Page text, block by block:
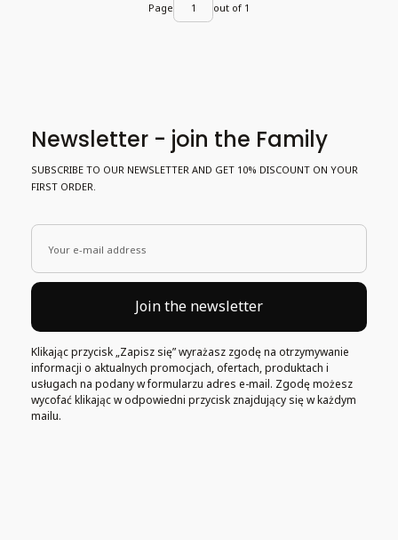
Page out of 1
Newsletter - join the Family
SUBSCRIBE TO OUR NEWSLETTER AND GET 10% DISCOUNT ON YOUR
FIRST ORDER.
Your e-mail address
Join the newsletter
Klikając przycisk „Zapisz się” wyrażasz zgodę na otrzymywanie
informacji o aktualnych promocjach, ofertach, produktach i
usługach na podany w formularzu adres e-mail. Zgodę możesz
wycofać klikając w odpowiedni przycisk znajdujący się w każdym
mailu.